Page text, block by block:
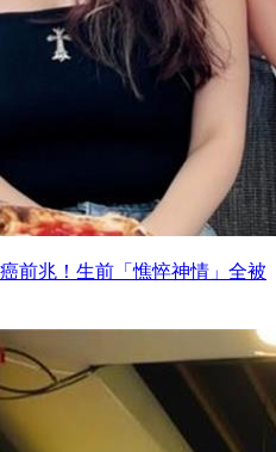
前兆！生前「憔悴神情」全被